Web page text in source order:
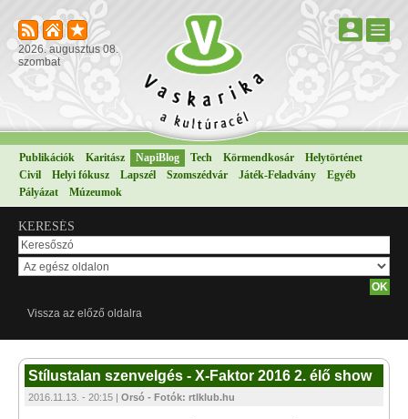
2026. augusztus 08.
szombat
Publikációk Karitász NapiBlog Tech Körmendkosár
Helytörténet
Civil
Helyi fókusz Lapszél Szomszédvár Játék-Feladvány
Egyéb
Pályázat
Múzeumok
KERESÉS
Vissza az előző oldalra
Stílustalan szenvelgés - X-Faktor 2016 2. élő show
2016.11.13. - 20:15 | Orsó - Fotók: rtlklub.hu